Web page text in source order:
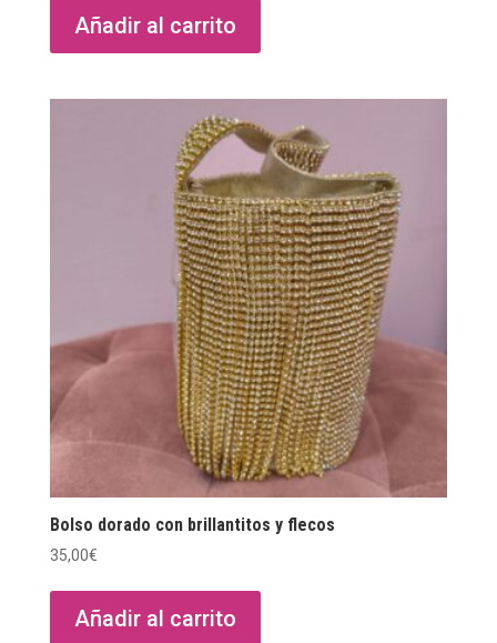
Añadir al carrito
Bolso dorado con brillantitos y flecos
35,00€
Añadir al carrito